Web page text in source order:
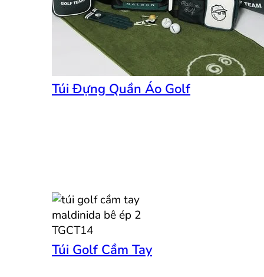
Túi Đựng Quần Áo Golf
Túi Golf Cầm Tay